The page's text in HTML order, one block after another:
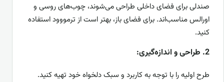
صندلی برای فضای داخلی طراحی می‌شوند، چوب‌های روسی و
اورالس مناسب‌اند. برای فضای باز، بهتر است از ترمووود استفاده
کنید.
2. طراحی و اندازه‌گیری:
طرح اولیه را با توجه به کاربرد و سبک دلخواه خود تهیه کنید.